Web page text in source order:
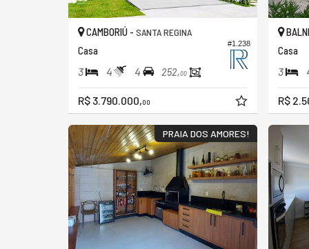
#1.238
CAMBORIÚ - SANTA REGINA
Casa
3 4 4 252,00
R$ 3.790.000,00
Casa
3
R$
PRAIA DOS AMORES!